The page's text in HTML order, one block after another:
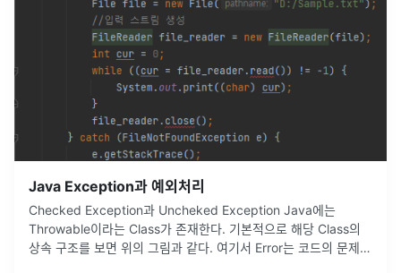
Java Exception과 예외처리
Checked Exception과 Uncheked Exception Java에는
Throwable이라는 Class가 존재한다. 기본적으로 해당 Class의
상속 구조를 보면 위의 그림과 같다. 여기서 Error는 코드의 문제가